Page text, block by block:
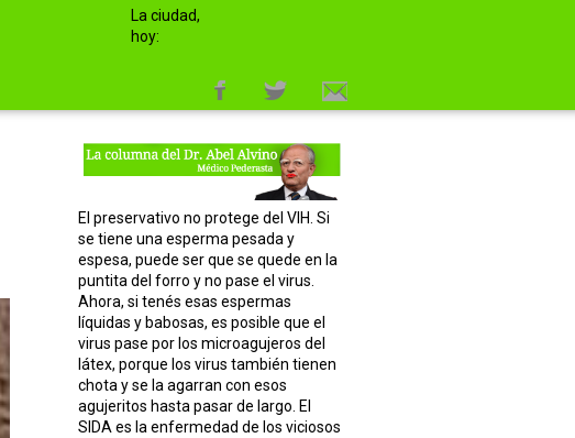
La ciudad,
hoy:
El preservativo no protege del VIH. Si
se tiene una esperma pesada y
espesa, puede ser que se quede en la
puntita del forro y no pase el virus.
Ahora, si tenés esas espermas
líquidas y babosas, es posible que el
virus pase por los microagujeros del
látex, porque los virus también tienen
chota y se la agarran con esos
agujeritos hasta pasar de largo. El
SIDA es la enfermedad de los viciosos